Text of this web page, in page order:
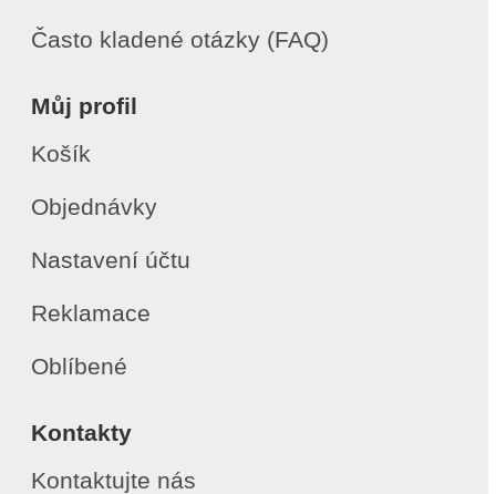
Často kladené otázky (FAQ)
Můj profil
Košík
Objednávky
Nastavení účtu
Reklamace
Oblíbené
Kontakty
Kontaktujte nás